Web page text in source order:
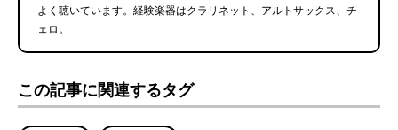
よく聴いています。経験楽器はクラリネット、アルトサックス、チ
ェロ。
この記事に関連するタグ